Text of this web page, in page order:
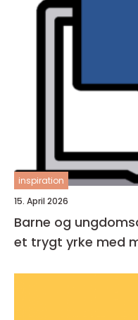
inspiration
15. April 2026
Barne og
et trygt yrke med